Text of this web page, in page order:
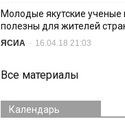
Молодые якутские ученые
полезны для жителей
ЯСИА - 16.04.18 21:03
Все материалы
Календарь